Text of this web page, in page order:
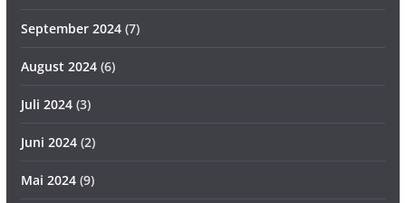
September 2024(7)
August 2024(6)
Juli 2024(3)
Juni 2024(2)
Mai 2024(9)